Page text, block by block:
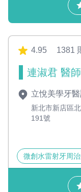
4.95 1381
連淑君 醫師
立悅美學牙
新北市新店區
191號
微創水雷射牙周